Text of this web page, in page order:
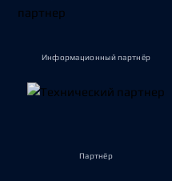
Информационный партнёр
Партнёр